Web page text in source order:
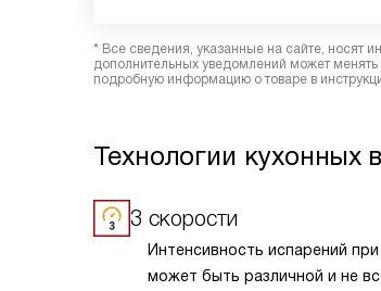
* Все сведения, указанные на сайте, носят
дополнительных уведомлений может менять
подробную информацию о товаре в
Технологии кухонных
3 скорости
Интенсивность испарений
может быть различной и не